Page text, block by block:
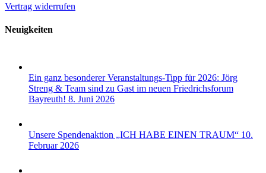
Vertrag widerrufen
Neuigkeiten
Ein ganz besonderer Veranstaltungs-Tipp für 2026: Jörg
Streng & Team sind zu Gast im neuen Friedrichsforum
Bayreuth! 8. Juni 2026
Unsere Spendenaktion „ICH HABE EINEN TRAUM“ 10.
Februar 2026